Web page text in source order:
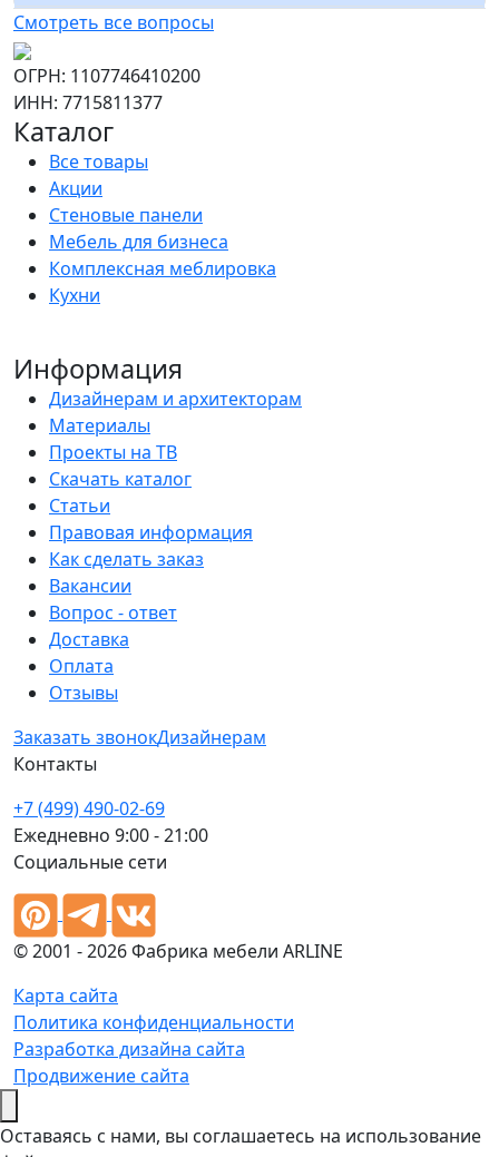
Смотреть все вопросы
ОГРН: 1107746410200
ИНН: 7715811377
Каталог
Все товары
Акции
Стеновые панели
Мебель для бизнеса
Комплексная меблировка
Кухни
Информация
Дизайнерам и архитекторам
Материалы
Проекты на ТВ
Скачать каталог
Статьи
Правовая информация
Как сделать заказ
Вакансии
Вопрос - ответ
Доставка
Оплата
Отзывы
Заказать звонокДизайнерам
Контакты
+7 (499) 490-02-69
Ежедневно 9:00 - 21:00
Социальные сети
© 2001 - 2026 Фабрика мебели ARLINE
Карта сайта
Политика конфиденциальности
Разработка дизайна сайта
Продвижение сайта
Оставаясь с нами, вы соглашаетесь на использование